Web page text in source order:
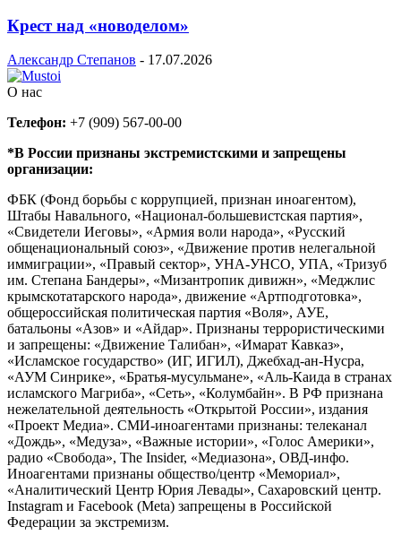
Крест над «новоделом»
Александр Степанов - 17.07.2026
О нас
Телефон: +7 (909) 567-00-00
*В России признаны экстремистскими и запрещены
организации:
ФБК (Фонд борьбы с коррупцией, признан иноагентом),
Штабы Навального, «Национал-большевистская партия»,
«Свидетели Иеговы», «Армия воли народа», «Русский
общенациональный союз», «Движение против нелегальной
иммиграции», «Правый сектор», УНА-УНСО, УПА, «Тризуб
им. Степана Бандеры», «Мизантропик дивижн», «Меджлис
крымскотатарского народа», движение «Артподготовка»,
общероссийская политическая партия «Воля», АУЕ,
батальоны «Азов» и «Айдар». Признаны террористическими
и запрещены: «Движение Талибан», «Имарат Кавказ»,
«Исламское государство» (ИГ, ИГИЛ), Джебхад-ан-Нусра,
«АУМ Синрике», «Братья-мусульмане», «Аль-Каида в странах
исламского Магриба», «Сеть», «Колумбайн». В РФ признана
нежелательной деятельность «Открытой России», издания
«Проект Медиа». СМИ-иноагентами признаны: телеканал
«Дождь», «Медуза», «Важные истории», «Голос Америки»,
радио «Свобода», The Insider, «Медиазона», ОВД-инфо.
Иноагентами признаны общество/центр «Мемориал»,
«Аналитический Центр Юрия Левады», Сахаровский центр.
Instagram и Facebook (Metа) запрещены в Российской
Федерации за экстремизм.